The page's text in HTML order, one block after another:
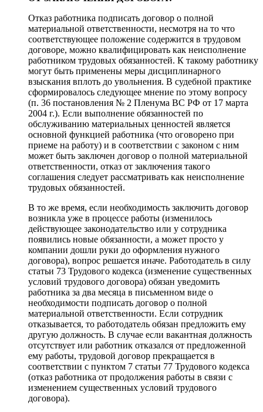
Отказ работника подписать договор о полной
материальной ответственности, несмотря на то что
соответствующее положение содержится в трудовом
договоре, можно квалифицировать как неисполнение
работником трудовых обязанностей. К такому работнику
могут быть применены меры дисциплинарного
взыскания вплоть до увольнения. В судебной практике
сформировалось следующее мнение по этому вопросу
(п. 36 постановления № 2 Пленума ВС РФ от 17 марта
2004 г.). Если выполнение обязанностей по
обслуживанию материальных ценностей является
основной функцией работника (что оговорено при
приеме на работу) и в соответствии с законом с ним
может быть заключен договор о полной материальной
ответственности, отказ от заключения такого
соглашения следует рассматривать как неисполнение
трудовых обязанностей.
В то же время, если необходимость заключить договор
возникла уже в процессе работы (изменилось
действующее законодательство или у сотрудника
появились новые обязанности, а может просто у
компании дошли руки до оформления нужного
договора), вопрос решается иначе. Работодатель в силу
статьи 73 Трудового кодекса (изменение существенных
условий трудового договора) обязан уведомить
работника за два месяца в письменном виде о
необходимости подписать договор о полной
материальной ответственности. Если сотрудник
отказывается, то работодатель обязан предложить ему
другую должность. В случае если вакантная должность
отсутствует или работник отказался от предложенной
ему работы, трудовой договор прекращается в
соответствии с пунктом 7 статьи 77 Трудового кодекса
(отказ работника от продолжения работы в связи с
изменением существенных условий трудового
договора).